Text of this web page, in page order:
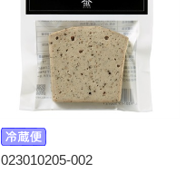
023010205-002